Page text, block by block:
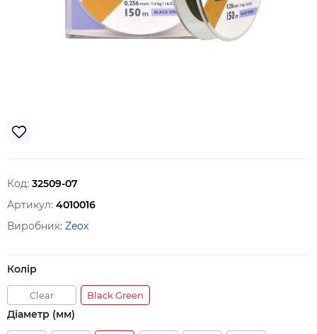
Код: 32509-07
Артикул: 4010016
Виробник: Zeox
Колір
Clear Black Green
Діаметр (мм)